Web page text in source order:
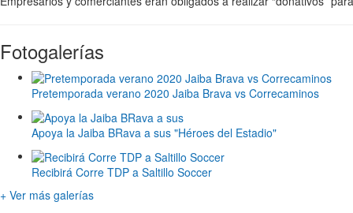
Fotogalerías
Pretemporada verano 2020 Jaiba Brava vs Correcaminos
Apoya la Jaiba BRava a sus "Héroes del Estadio"
Recibirá Corre TDP a Saltillo Soccer
+ Ver más galerías